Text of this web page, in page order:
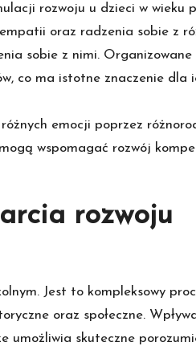
rozwoju u dzieci w wieku
oraz radzenia sobie z
sobie z nimi.
co ma istotne znaczenie dla
emocji poprzez
wspomagać rozwój
rozwoju
Jest to kompleksowy
oraz społeczne.
umożliwia skuteczne